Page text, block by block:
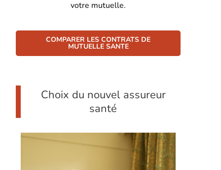
votre mutuelle.
COMPARER LES CONTRATS DE
MUTUELLE SANTE
Choix du nouvel assureur
santé